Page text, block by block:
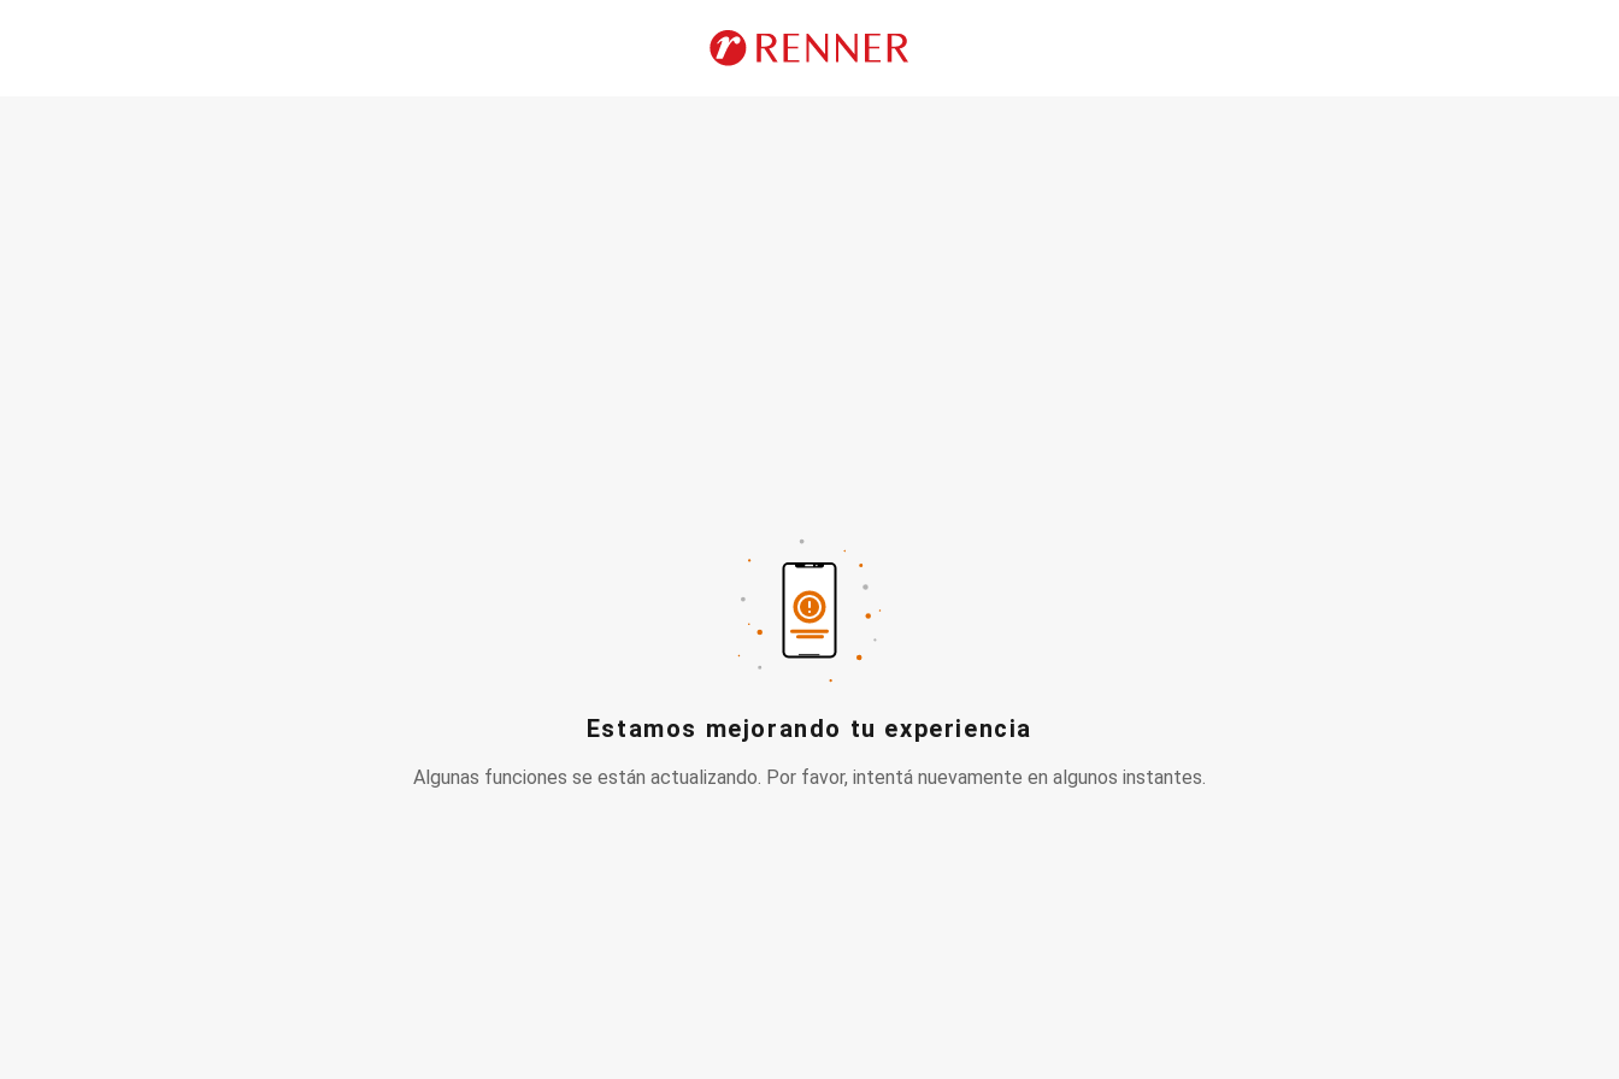
Estamos mejorando tu experiencia
Algunas funciones se están actualizando. Por favor, intentá nuevamente en algunos instantes.